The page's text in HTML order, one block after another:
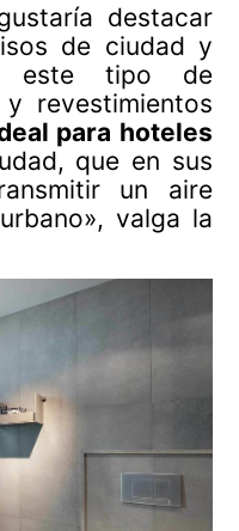
destacar
de ciudad y
este tipo de
revestimientos
para hoteles
que en sus
un aire
valga la